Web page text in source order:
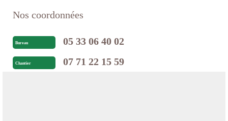
Nos coordonnées
Bureau 05 33 06 40 02
Chantier 07 71 22 15 59